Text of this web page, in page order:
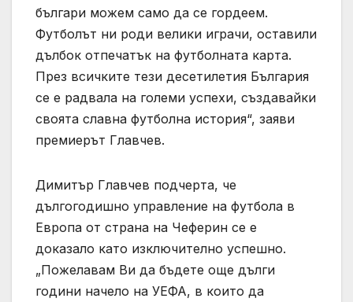
българи можем само да се гордеем.
Футболът ни роди велики играчи, оставили
дълбок отпечатък на футболната карта.
През всичките тези десетилетия България
се е радвала на големи успехи, създавайки
своята славна футболна история“, заяви
премиерът Главчев.
Димитър Главчев подчерта, че
дългогодишно управление на футбола в
Европа от страна на Чеферин се е
доказало като изключително успешно.
„Пожелавам Ви да бъдете още дълги
години начело на УЕФА, в които да